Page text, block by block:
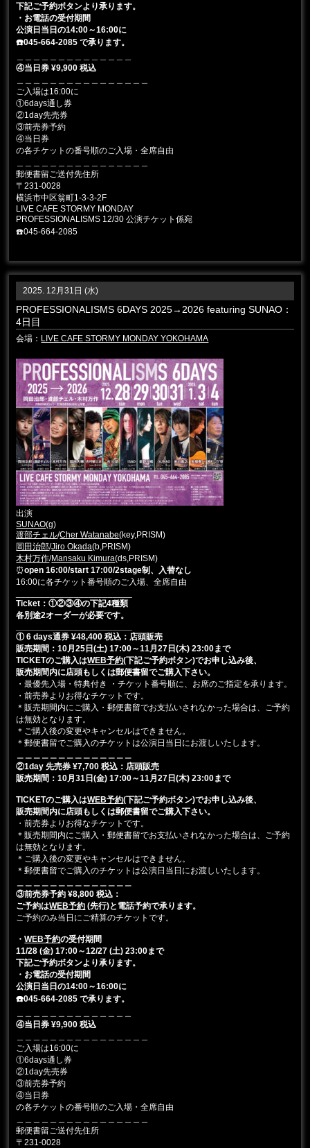
下記ご予約ボタンより承ります。
・お電話の受付期間
公演日当日の14:00～16:00に
☎️045-664-2085 で承ります。
④当日券 ¥9,900 税込
ご入場は16:00に
①6days通し券
②1day先売券
③前売券予約
④当日券
の各チケットの番号順のご入場・全席自由
郵便書留ご送付先住所
〒231-0028
横浜市中区翁町1-3-3-2F
LIVE CAFE STORMY MONDAY
PROFESSIONALISMS 12/30 公演チケット係宛
☎️045-664-2085
2025. 12月31日 (水)
PROFESSIONALISMS 6DAYS 2025→2026 featuring SUNAO：
4日目
会場： LIVE CAFE STORMY MONDAY YOKOHAMA
出演
SUNAO(g)
渡部チェル/Cher Watanabe(key,PRISM)
岡田治郎/Jiro Okada(b,PRISM)
木村万作/Mansaku Kimura(ds,PRISM)
⏰open 16:00/start 17:00/2stage制、入替なし
16:00に各チケット番号順のご入場、全席自由
Ticket：①②③④の下記4種類
各別途2オーダーが必要です。
① 6 days通券 ¥48,400 税込：店頭販売
販売期間：10月25日(土) 17:00～11月27日(木) 23:00まで
TICKETのご購入はWEB予約(下記ご予約ボタン)でお申し込み後、
販売期間内に店頭もしくは郵便書留でご購入下さい。
・最優先入場・特典付き ・チケット番号順に、お席のご指定を承ります。
・前売券よりお得なチケットです。
＊販売期間内にご購入・郵便書留でお支払いされなかった場合は、ご予約
は無効となります。
＊ご購入後の変更やキャンセルはできません。
＊郵便書留でご購入のチケットは公演日当日にお渡しいたします。
②1day 先売券 ¥7,700 税込 ：店頭販売
販売期間：10月31日(金) 17:00～11月27日(木) 23:00まで
TICKETのご購入はWEB予約(下記ご予約ボタン)でお申し込み後、
販売期間内に店頭もしくは郵便書留でご購入下さい。
・前売券よりお得なチケットです。
＊販売期間内にご購入・郵便書留でお支払いされなかった場合は、ご予約
は無効となります。
＊ご購入後の変更やキャンセルはできません。
＊郵便書留でご購入のチケットは公演日当日にお渡しいたします。
③前売券予約 ¥8,800 税込：
ご予約はWEB予約 (先行)と電話予約で承ります。
ご予約のみ当日にご精算のチケットです。
・WEB予約の受付期間
11/28 (金) 17:00～12/27 (土) 23:00まで
下記ご予約ボタンより承ります。
・お電話の受付期間
公演日当日の14:00～16:00に
☎️045-664-2085 で承ります。
④当日券 ¥9,900 税込
ご入場は16:00に
①6days通し券
②1day先売券
③前売券予約
④当日券
の各チケットの番号順のご入場・全席自由
郵便書留ご送付先住所
〒231-0028